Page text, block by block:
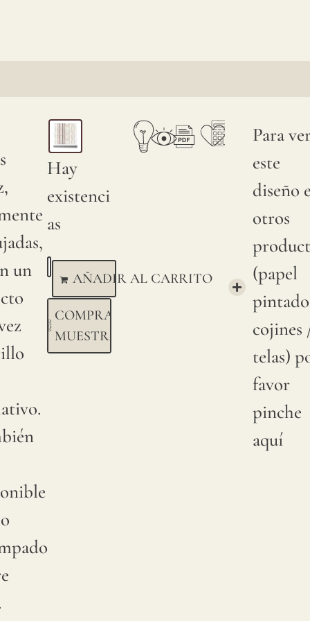
un
Hay
existenci
as
AÑADIR AL CARRITO
COMPRAR
MUESTRA
Para
este
diseño
otros
(papel
cojines
telas)
favor
pinche
aquí